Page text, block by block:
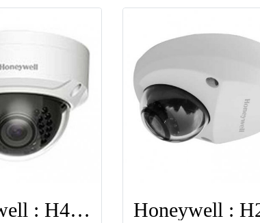
Honeywell : H4W4PER2